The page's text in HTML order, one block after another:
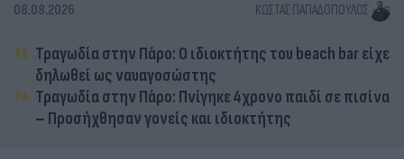
08.08.2026 ΚΏΣΤΑΣ ΠΑΠΑΔΌΠΟΥΛΟΣ
Τραγωδία στην Πάρο: Ο ιδιοκτήτης του beach bar είχε
δηλωθεί ως ναυαγοσώστης
Τραγωδία στην Πάρο: Πνίγηκε 4χρονο παιδί σε πισίνα
– Προσήχθησαν γονείς και ιδιοκτήτης